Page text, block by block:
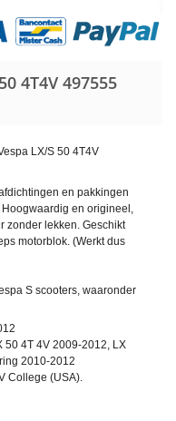
4T4V 497555
LX/S 50 4T4V
en pakkingen
Hoogwaardig en origineel,
zonder lekken. Geschikt
motorblok. (Werkt dus
S scooters, waaronder
50 4T 4V 2009-2012, LX
2010-2012
College (USA).